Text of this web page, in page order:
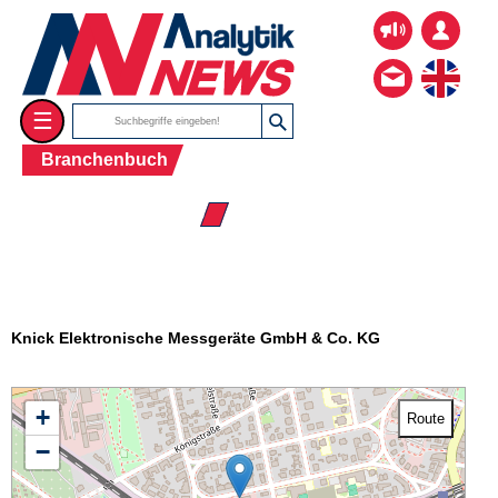
☰
Branchenbuch
☰ Firmenverzeichnis
Knick Elektronische Messgeräte GmbH & Co. KG
+
−
Route